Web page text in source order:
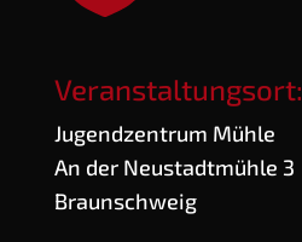
Veranstaltungsort:
Jugend­zen­trum Mühle
An der Neu­stadt­müh­le 3
Braunschweig